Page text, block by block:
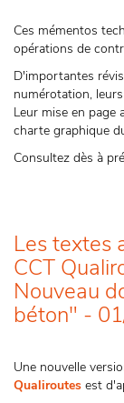
Ces mémentos
opérations de
D'importantes
numérotation,
Leur mise en page
charte graphique
Consultez dès à
Les textes
CCT
Nouveau
béton" -
Une nouvelle
Qualiroutes est